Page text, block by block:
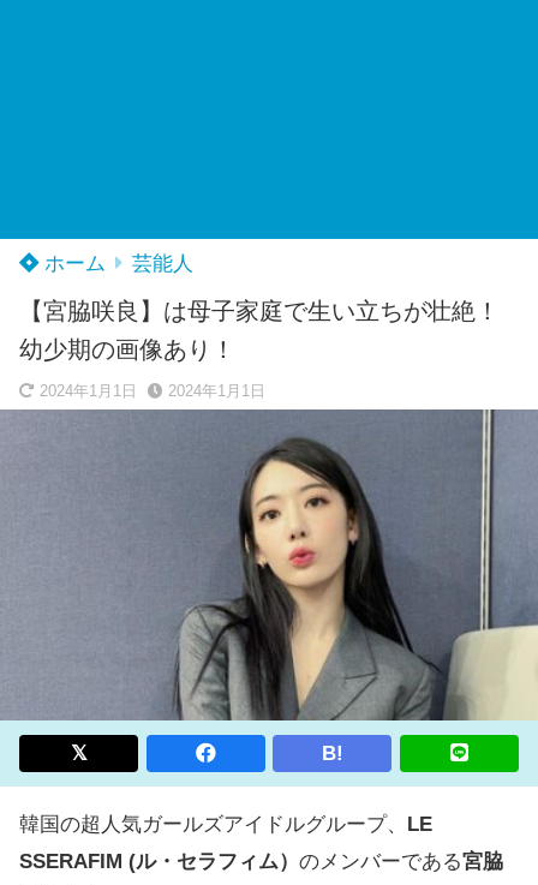
ホーム 芸能人
【宮脇咲良】は母子家庭で生い立ちが壮絶！
幼少期の画像あり！
2024年1月1日 2024年1月1日
B!
韓国の超人気ガールズアイドルグループ、 LE
SSERAFIM (ル・セラフィム） のメンバーである宮脇